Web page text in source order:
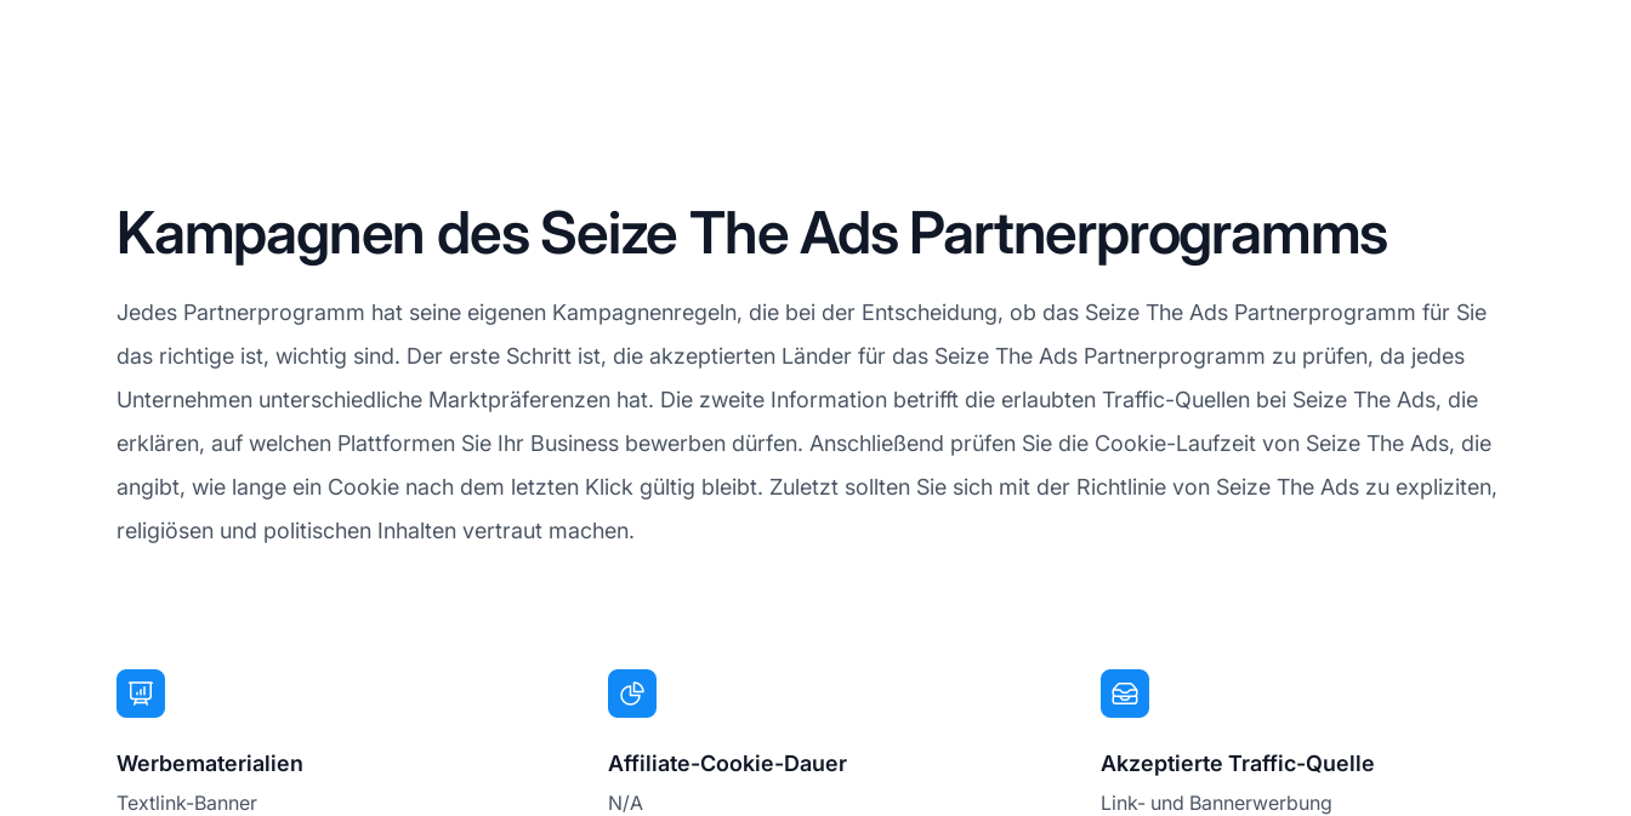
Kampagnen des Seize The Ads Partnerprogramms
Jedes Partnerprogramm hat seine eigenen Kampagnenregeln, die bei der Entscheidung, ob das Seize The Ads Partnerprogramm für Sie
das richtige ist, wichtig sind. Der erste Schritt ist, die akzeptierten Länder für das Seize The Ads Partnerprogramm zu prüfen, da jedes
Unternehmen unterschiedliche Marktpräferenzen hat. Die zweite Information betrifft die erlaubten Traffic-Quellen bei Seize The Ads, die
erklären, auf welchen Plattformen Sie Ihr Business bewerben dürfen. Anschließend prüfen Sie die Cookie-Laufzeit von Seize The Ads, die
angibt, wie lange ein Cookie nach dem letzten Klick gültig bleibt. Zuletzt sollten Sie sich mit der Richtlinie von Seize The Ads zu expliziten,
religiösen und politischen Inhalten vertraut machen.
Werbematerialien
Textlink-Banner
Affiliate-Cookie-Dauer
N/A
Akzeptierte Traffic-Quelle
Link- und Bannerwerbung